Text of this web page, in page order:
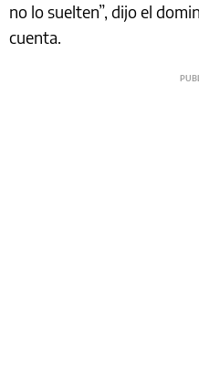
no lo suelten”, dijo el
cuenta.